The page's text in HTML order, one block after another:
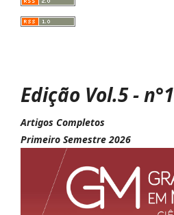
Edição Vol.5 - n°1
Artigos Completos
Primeiro Semestre 2026